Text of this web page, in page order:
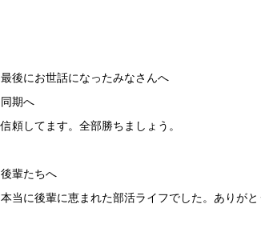
最後にお世話になったみなさんへ
同期へ
信頼してます。全部勝ちましょう。
後輩たちへ
本当に後輩に恵まれた部活ライフでした。ありがと